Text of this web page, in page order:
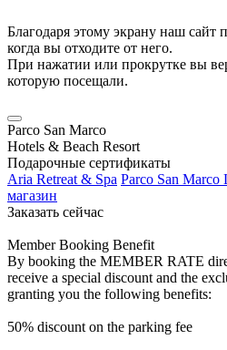
Благодаря этому экрану наш сайт
когда вы отходите от него.
При нажатии или прокрутке вы
которую посещали.
Parco San Marco
Hotels & Beach Resort
Подарочные сертификаты
Aria Retreat & Spa Parco San Marco
магазин
Заказать сейчас
Member Booking Benefit
By booking the MEMBER RATE
receive a special discount and the
granting you the following benefits:
50% discount on the parking fee